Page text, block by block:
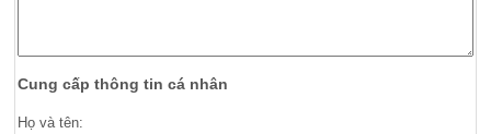
Cung cấp thông tin cá nhân
Họ và tên: